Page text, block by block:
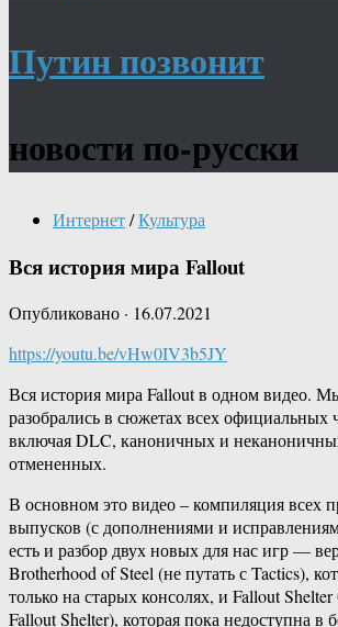
Путин позвонит
новости по-русски
Интернет/Культура
Вся история мира Fallout
Опубликовано · 16.07.2021
https://youtu.be/vHw0IV3b5JY
Вся история мира Fallout в одном видео.
разобрались в сюжетах всех официальных
включая DLC, каноничных и
отмененных.
В основном это видео – компиляция всех
выпусков (с дополнениями и
есть и разбор двух новых для нас игр —
Brotherhood of Steel (не путать с Tactics),
только на старых консолях, и Fallout
Fallout Shelter), которая пока недоступна в